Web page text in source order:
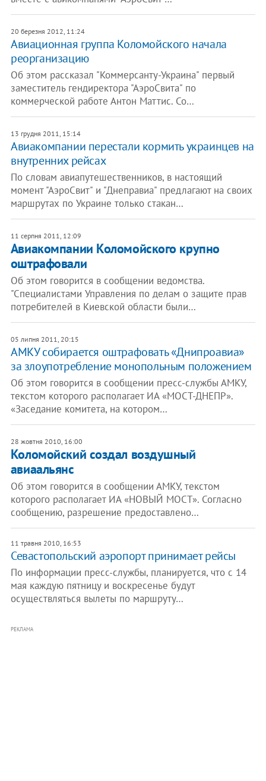
20 березня 2012, 11:24
Авиационная группа Коломойского начала
реорганизацию
Об этом рассказал "Коммерсанту-Украина" первый
заместитель гендиректора "АэроСвита" по
коммерческой работе Антон Маттис. Со…
13 грудня 2011, 15:14
Авиакомпании перестали кормить украинцев на
внутренних рейсах
По словам авиапутешественников, в настоящий
момент "АэроСвит" и "Днеправиа" предлагают на своих
маршрутах по Украине только стакан…
11 серпня 2011, 12:09
Авиакомпании Коломойского крупно
оштрафовали
Об этом говорится в сообщении ведомства.
"Специалистами Управления по делам о защите прав
потребителей в Киевской области были…
05 липня 2011, 20:15
АМКУ собирается оштрафовать «Днипроавиа»
за злоупотребление монопольным положением
Об этом говорится в сообщении пресс-службы АМКУ,
текстом которого располагает ИА «МОСТ-ДНЕПР».
«Заседание комитета, на котором…
28 жовтня 2010, 16:00
Коломойский создал воздушный
авиаальянс
Об этом говорится в сообщении АМКУ, текстом
которого располагает ИА «НОВЫЙ МОСТ». Согласно
сообщению, разрешение предоставлено…
11 травня 2010, 16:53
Севастопольский аэропорт принимает рейсы
По информации пресс-службы, планируется, что с 14
мая каждую пятницу и воскресенье будут
осуществляться вылеты по маршруту…
РЕКЛАМА